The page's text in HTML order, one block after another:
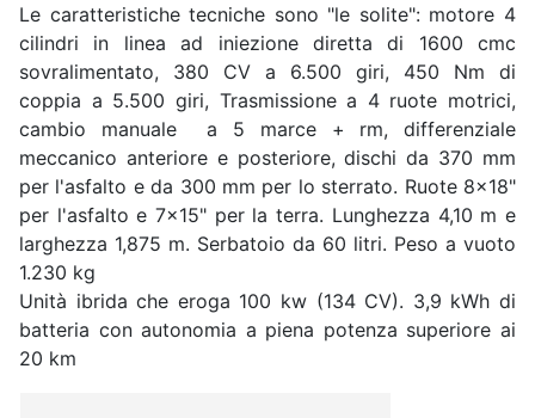
Le caratteristiche tecniche sono "le solite": motore 4
cilindri in linea ad iniezione diretta di 1600 cmc
sovralimentato, 380 CV a 6.500 giri, 450 Nm di
coppia a 5.500 giri, Trasmissione a 4 ruote motrici,
cambio manuale a 5 marce + rm, differenziale
meccanico anteriore e posteriore, dischi da 370 mm
per l'asfalto e da 300 mm per lo sterrato. Ruote 8x18"
per l'asfalto e 7x15" per la terra. Lunghezza 4,10 m e
larghezza 1,875 m. Serbatoio da 60 litri. Peso a vuoto
1.230 kg
Unità ibrida che eroga 100 kw (134 CV). 3,9 kWh di
batteria con autonomia a piena potenza superiore ai
20 km